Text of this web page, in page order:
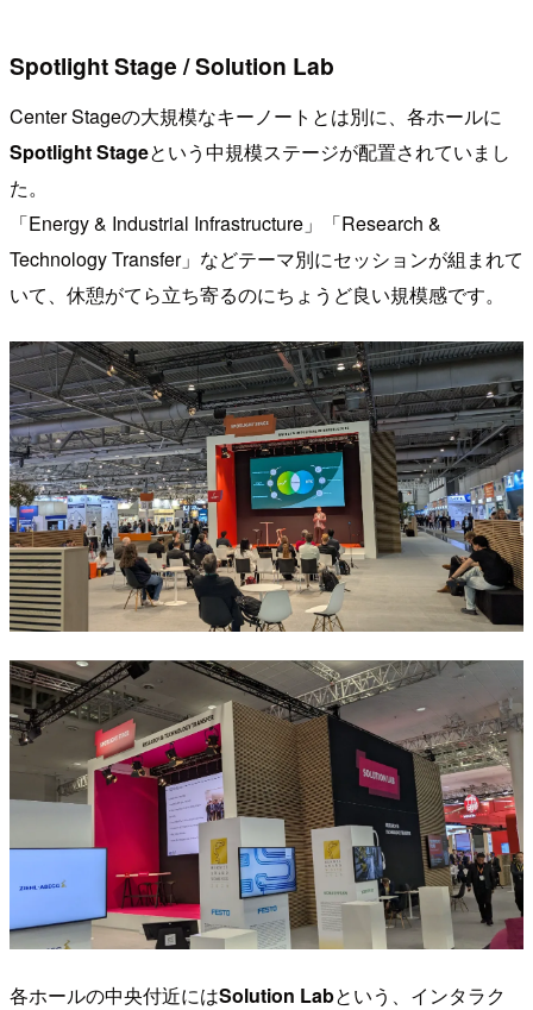
Spotlight Stage / Solution Lab
Center Stageの大規模なキーノートとは別に、各ホールに
Spotlight Stageという中規模ステージが配置されていまし
た。
「Energy & Industrial Infrastructure」「Research &
Technology Transfer」などテーマ別にセッションが組まれて
いて、休憩がてら立ち寄るのにちょうど良い規模感です。
各ホールの中央付近にはSolution Labという、インタラク